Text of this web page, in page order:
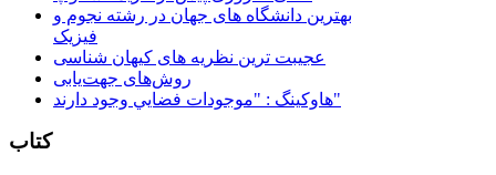
بهترین دانشگاه های جهان در رشته نجوم و
فیزیک
عجیبت ترین نظریه های کیهان شناسی
روش‌های جهت‌یابی
هاوكينگ : "موجودات فضايي وجود دارند"
کتاب